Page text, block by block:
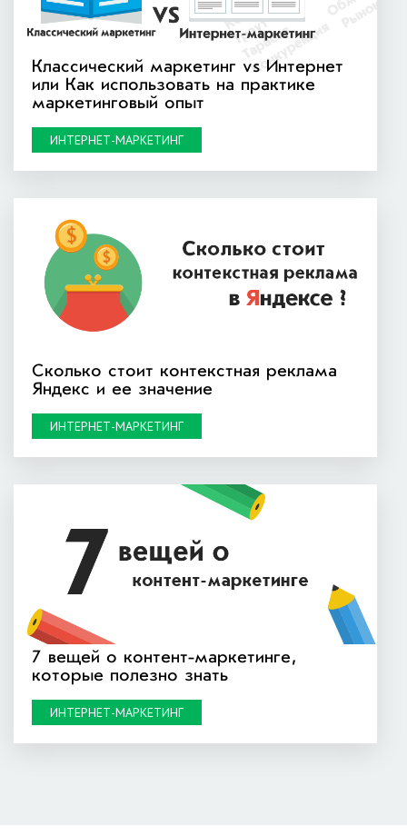
Классический маркетинг vs Интернет
или Как использовать на практике
маркетинговый опыт
ИНТЕРНЕТ-МАРКЕТИНГ
Сколько стоит контекстная реклама
Яндекс и ее значение
ИНТЕРНЕТ-МАРКЕТИНГ
7 вещей о контент-маркетинге,
которые полезно знать
ИНТЕРНЕТ-МАРКЕТИНГ